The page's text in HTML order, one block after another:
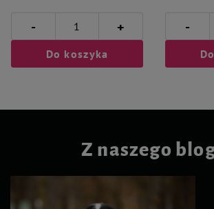
- +
Do koszyka
-
Z naszego